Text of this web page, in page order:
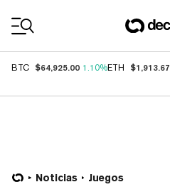
BTC $64,925.00 1.10%ETH $1,913.67
Noticias Juegos